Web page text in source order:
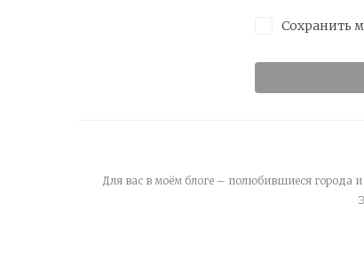
Сохранить
Для вас в моём блоге – полюбившиеся города